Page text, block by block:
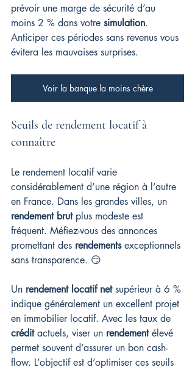
prévoir une marge de sécurité d’au
moins 2 % dans votre simulation.
Anticiper ces périodes sans revenus vous
évitera les mauvaises surprises.
Voir la banque la moins chère
Seuils de rendement locatif à
connaître
Le rendement locatif varie
considérablement d’une région à l’autre
en France. Dans les grandes villes, un
rendement brut plus modeste est
fréquent. Méfiez-vous des annonces
promettant des rendements exceptionnels
sans transparence. 😏
Un rendement locatif net supérieur à 6 %
indique généralement un excellent projet
en immobilier locatif. Avec les taux de
crédit actuels, viser un rendement élevé
permet souvent d’assurer un bon cash-
flow. L’objectif est d’optimiser ces seuils